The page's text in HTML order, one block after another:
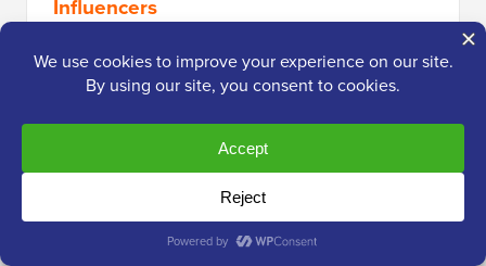
Influencers